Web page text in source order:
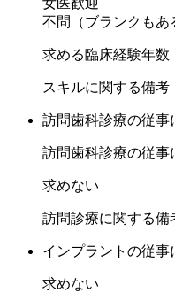
歯科医師・歯科衛生士・
持を得ることだと考えて
今後はさらに向上心や高
いよう、
・診療時間の短縮
・福利厚生の更なる充実
・子育てをする女性に優
・最新の歯科医療技術を
など、積極的に改革・改
不問（ブランクもあ
求める臨床経験年数
スキルに関する備考
訪問歯科診療の従事
訪問歯科診療の従事
求めない
訪問診療に関する備
インプラントの従事
求めない